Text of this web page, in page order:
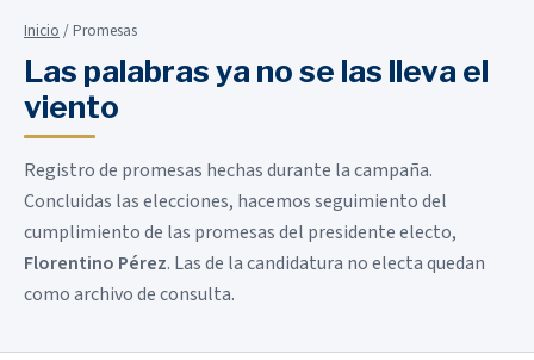
Inicio / Promesas
Las palabras ya no se las lleva el
viento
Registro de promesas hechas durante la campaña.
Concluidas las elecciones, hacemos seguimiento del
cumplimiento de las promesas del presidente electo,
Florentino Pérez. Las de la candidatura no electa quedan
como archivo de consulta.